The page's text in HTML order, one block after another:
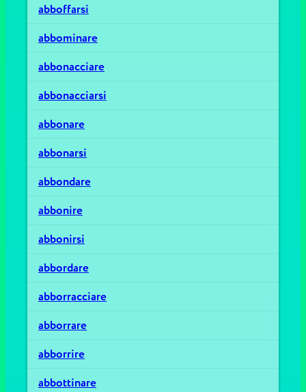
abboffarsi
abbominare
abbonacciare
abbonacciarsi
abbonare
abbonarsi
abbondare
abbonire
abbonirsi
abbordare
abborracciare
abborrare
abborrire
abbottinare